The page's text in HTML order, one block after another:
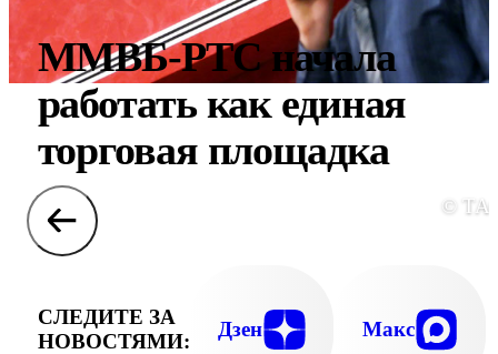
ММВБ-РТС начала
работать как единая
торговая площадка
©
СЛЕДИТЕ ЗА
НОВОСТЯМИ:
Дзен Макс